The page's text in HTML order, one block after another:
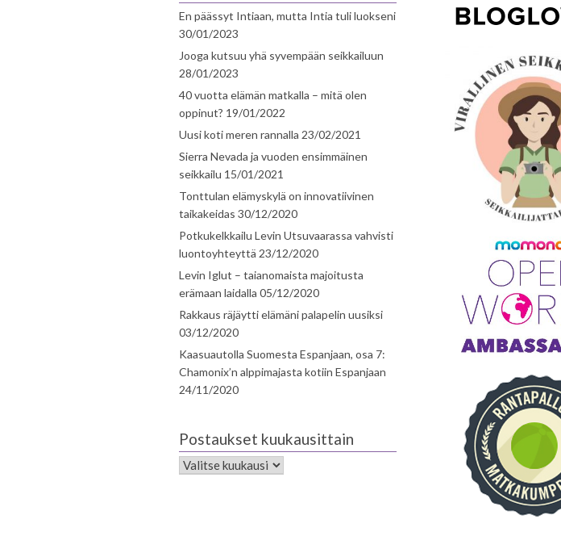
En päässyt Intiaan, mutta Intia tuli luokseni
30/01/2023
Jooga kutsuu yhä syvempään seikkailuun
28/01/2023
40 vuotta elämän matkalla – mitä olen
oppinut? 19/01/2022
Uusi koti meren rannalla 23/02/2021
Sierra Nevada ja vuoden ensimmäinen
seikkailu 15/01/2021
Tonttulan elämyskylä on innovatiivinen
taikakeidas 30/12/2020
Potkukelkkailu Levin Utsuvaarassa vahvisti
luontoyhteyttä 23/12/2020
Levin Iglut – taianomaista majoitusta
erämaan laidalla 05/12/2020
Rakkaus räjäytti elämäni palapelin uusiksi
03/12/2020
Kaasuautolla Suomesta Espanjaan, osa 7:
Chamonix’n alppimajasta kotiin Espanjaan
24/11/2020
Postaukset kuukausittain